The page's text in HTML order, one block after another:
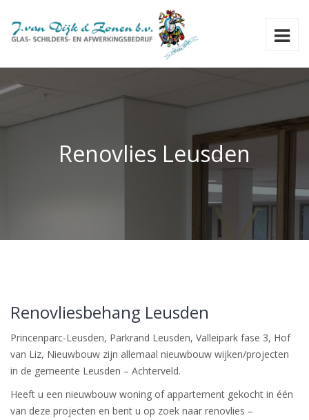
Renovlies Leusden
Renovliesbehang Leusden
Princenparc-Leusden, Parkrand Leusden, Valleipark fase 3, Hof
van Liz, Nieuwbouw zijn allemaal nieuwbouw wijken/projecten
in de gemeente Leusden – Achterveld.
Heeft u een nieuwbouw woning of appartement gekocht in één
van deze projecten en bent u op zoek naar renovlies –